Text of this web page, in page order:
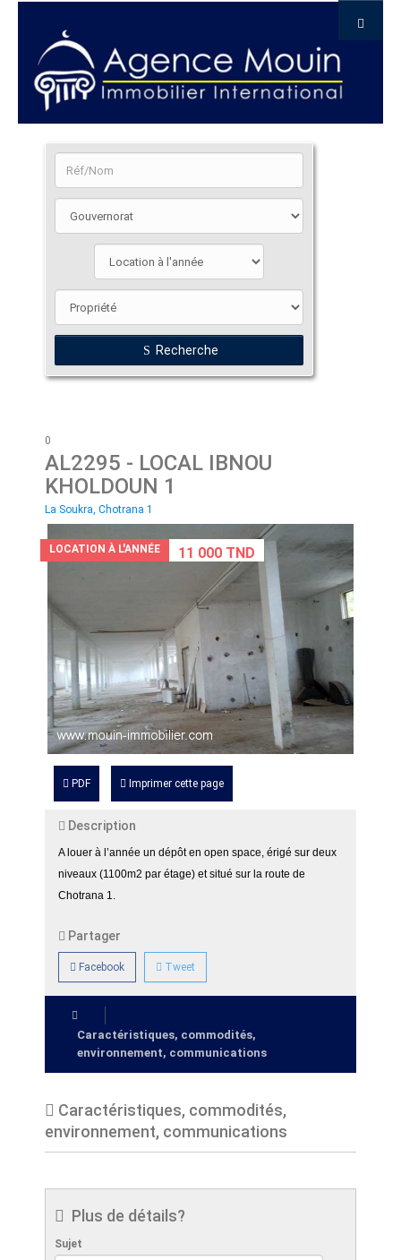
Recherche
0
AL2295 - LOCAL IBNOU
KHOLDOUN 1
La Soukra, Chotrana 1
LOCATION À L'ANNÉE 11 000 TND
PDF Imprimer cette page
Description
A louer à l’année un dépôt en open space, érigé sur deux
niveaux (1100m2 par étage) et situé sur la route de
Chotrana 1.
Partager
Facebook Tweet
Caractéristiques, commodités,
environnement, communications
Caractéristiques, commodités,
environnement, communications
Plus de détails?
Sujet